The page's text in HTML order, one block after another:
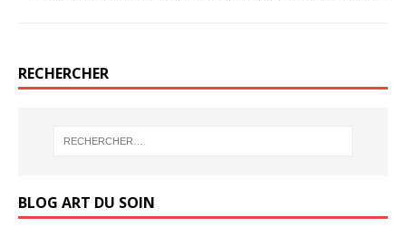
RECHERCHER
BLOG ART DU SOIN